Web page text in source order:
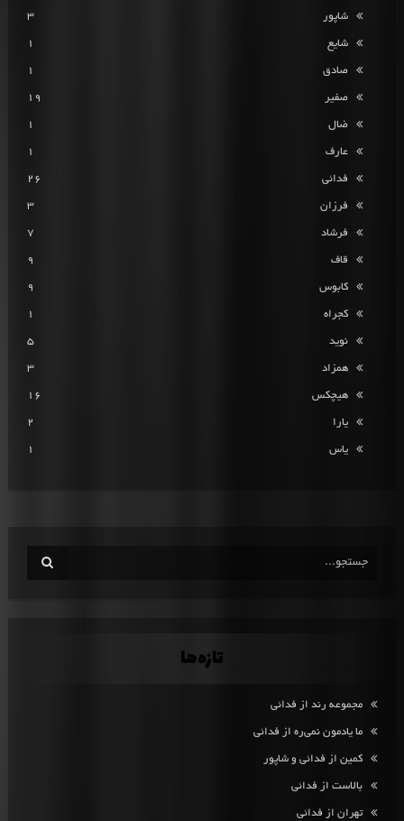
شاپور 3
شایع 1
صادق 1
صفیر 19
ضال 1
عارف 1
فدائی 26
فرزان 3
فرشاد 7
قاف 9
کابوس 9
کجراه 1
نوید 5
همزاد 3
هیچکس 16
یارا 2
یاس 1
تازه‌ها
مجموعه رند از فدائی
ما یادمون نمی‌ره از فدائی
کمین از فدائی و شاپور
بالاست از فدائی
تهران از فدائی